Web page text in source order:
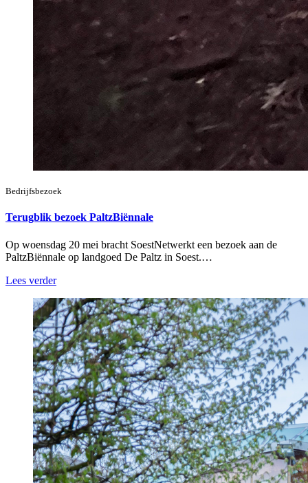
Bedrijfsbezoek
Terugblik bezoek PaltzBiënnale
Op woensdag 20 mei bracht SoestNetwerkt een bezoek aan de
PaltzBiënnale op landgoed De Paltz in Soest.…
Lees verder